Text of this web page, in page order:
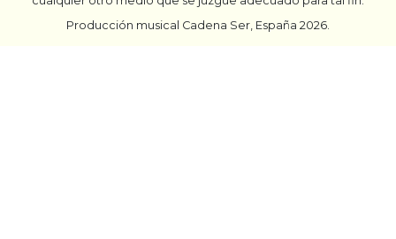
Producción musical Cadena Ser, España 2026.